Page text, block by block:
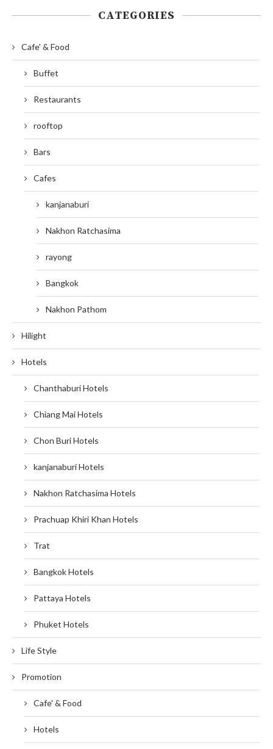
CATEGORIES
Cafe' & Food
Buffet
Restaurants
rooftop
Bars
Cafes
kanjanaburi
Nakhon Ratchasima
rayong
Bangkok
Nakhon Pathom
Hilight
Hotels
Chanthaburi Hotels
Chiang Mai Hotels
Chon Buri Hotels
kanjanaburi Hotels
Nakhon Ratchasima Hotels
Prachuap Khiri Khan Hotels
Trat
Bangkok Hotels
Pattaya Hotels
Phuket Hotels
Life Style
Promotion
Cafe' & Food
Hotels